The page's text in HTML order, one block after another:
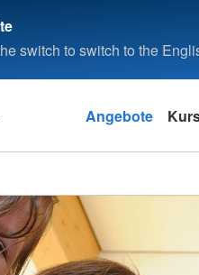
switch to switch to the
Angebote